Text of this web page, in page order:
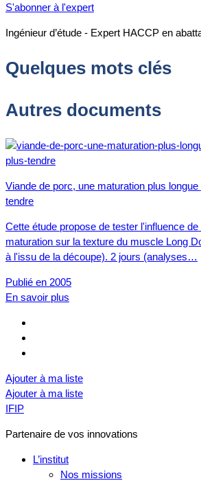
S'abonner à l'expert
Ingénieur d’étude - Expert HACCP en
Quelques mots clés
Autres documents
Viande de porc, une maturation plus
tendre
Cette étude propose de tester l'influence
maturation sur la texture du muscle Long
à l'issu de la découpe). 2 jours (analyses…
Publié en 2005
En savoir plus
Ajouter à ma liste
Ajouter à ma liste
IFIP
Partenaire de vos innovations
L’institut
Nos missions